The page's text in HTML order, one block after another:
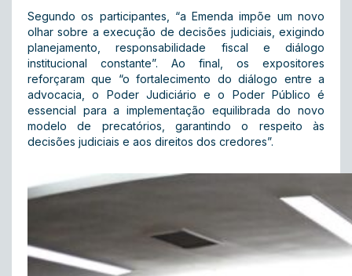
Segundo os participantes, “a Emenda impõe um novo
olhar sobre a execução de decisões judiciais, exigindo
planejamento, responsabilidade fiscal e diálogo
institucional constante”. Ao final, os expositores
reforçaram que “o fortalecimento do diálogo entre a
advocacia, o Poder Judiciário e o Poder Público é
essencial para a implementação equilibrada do novo
modelo de precatórios, garantindo o respeito às
decisões judiciais e aos direitos dos credores”.